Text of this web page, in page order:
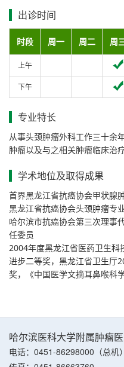
出诊时间
时段 周一 周二 周
上午
下午
专业特长
从事头颈肿瘤外科工作三十余
肿瘤以及与之相关肿瘤临床治
学术地位及取得成果
首界黑龙江省抗癌协会甲状腺
黑龙江省抗癌协会头颈肿瘤专
哈尔滨市抗癌协会第三次理事
任委员
2004年度黑龙江省医药卫生科
进步二等奖， 黑龙江省卫生厅
奖， 《中国医学文摘耳鼻喉科
哈尔滨医科大学附属肿瘤
电话：0451-86298000（总机）